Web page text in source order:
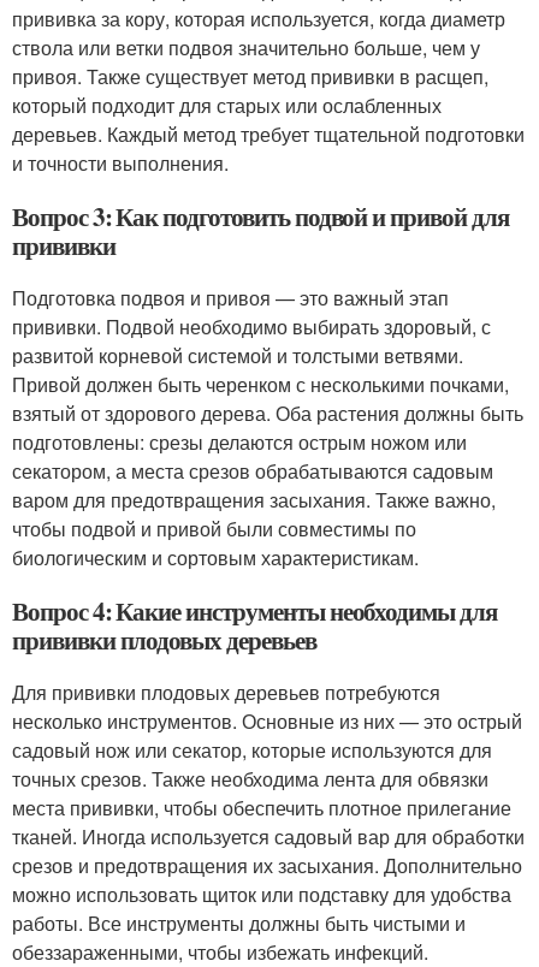
прививка за кору, которая используется, когда диаметр
ствола или ветки подвоя значительно больше, чем у
привоя. Также существует метод прививки в расщеп,
который подходит для старых или ослабленных
деревьев. Каждый метод требует тщательной подготовки
и точности выполнения.
Вопрос 3: Как подготовить подвой и привой для
прививки
Подготовка подвоя и привоя — это важный этап
прививки. Подвой необходимо выбирать здоровый, с
развитой корневой системой и толстыми ветвями.
Привой должен быть черенком с несколькими почками,
взятый от здорового дерева. Оба растения должны быть
подготовлены: срезы делаются острым ножом или
секатором, а места срезов обрабатываются садовым
варом для предотвращения засыхания. Также важно,
чтобы подвой и привой были совместимы по
биологическим и сортовым характеристикам.
Вопрос 4: Какие инструменты необходимы для
прививки плодовых деревьев
Для прививки плодовых деревьев потребуются
несколько инструментов. Основные из них — это острый
садовый нож или секатор, которые используются для
точных срезов. Также необходима лента для обвязки
места прививки, чтобы обеспечить плотное прилегание
тканей. Иногда используется садовый вар для обработки
срезов и предотвращения их засыхания. Дополнительно
можно использовать щиток или подставку для удобства
работы. Все инструменты должны быть чистыми и
обеззараженными, чтобы избежать инфекций.